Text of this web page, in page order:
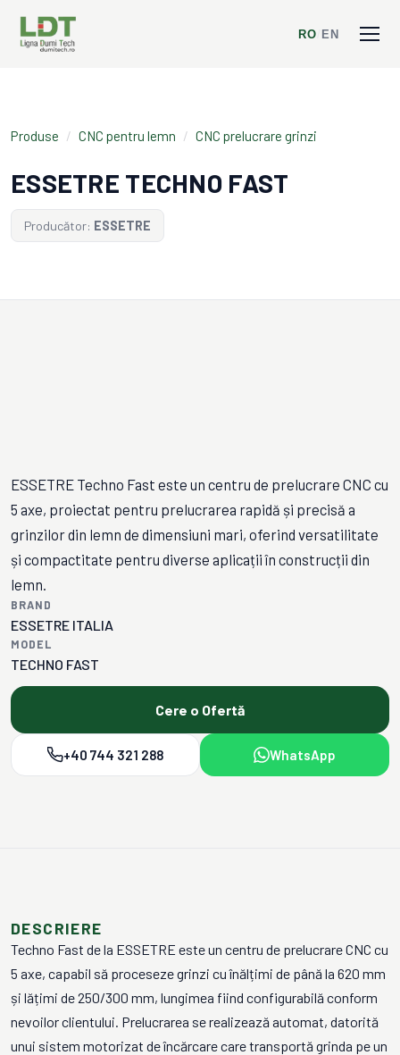
RO EN
Produse / CNC pentru lemn / CNC prelucrare grinzi
ESSETRE TECHNO FAST
Producător: ESSETRE
ESSETRE Techno Fast este un centru de prelucrare CNC cu
5 axe, proiectat pentru prelucrarea rapidă și precisă a
grinzilor din lemn de dimensiuni mari, oferind versatilitate
și compactitate pentru diverse aplicații în construcții din
lemn.
BRAND
ESSETRE ITALIA
MODEL
TECHNO FAST
Cere o Ofertă
+40 744 321 288 WhatsApp
DESCRIERE
Techno Fast de la ESSETRE este un centru de prelucrare CNC cu
5 axe, capabil să proceseze grinzi cu înălțimi de până la 620 mm
și lățimi de 250/300 mm, lungimea fiind configurabilă conform
nevoilor clientului. Prelucrarea se realizează automat, datorită
unui sistem motorizat de încărcare care transportă grinda pe un